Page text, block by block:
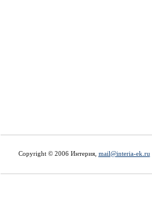
Copyright © 2006 Интерия, mail@interia-ek.ru